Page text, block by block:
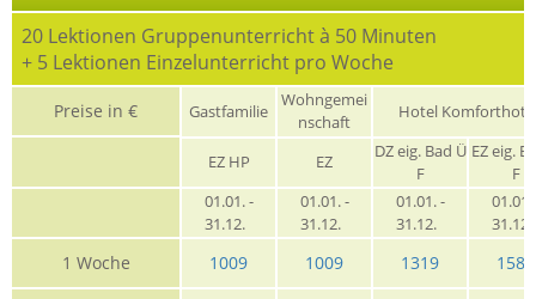
20 Lektionen Gruppenunterricht à 50 Minuten
+ 5 Lektionen Einzelunterricht pro Woche
Preise in € Gastfamilie
Wohngemei
nschaft
Hotel
EZ HP EZ
DZ eig. Bad Ü
F
EZ eig.
F
01.01. -
31.12.
01.01. -
31.12.
01.01. -
31.12.
01.01.
1 Woche 1009 1009 1319 1589